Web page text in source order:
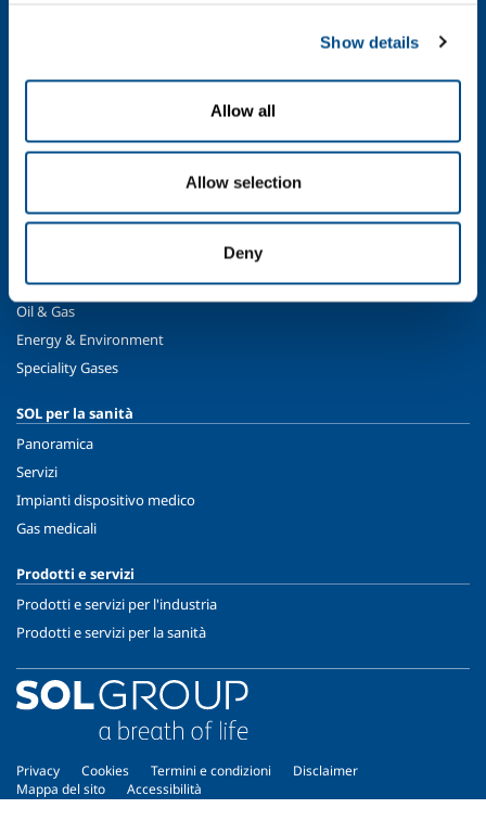
Show details
Allow all
Allow selection
Deny
Metal Production
Chemistry & Pharma
Oil & Gas
Energy & Environment
Speciality Gases
SOL per la sanità
Panoramica
Servizi
Impianti dispositivo medico
Gas medicali
Prodotti e servizi
Prodotti e servizi per l'industria
Prodotti e servizi per la sanità
Privacy Cookies Termini e condizioni
Disclaimer
Mappa del sito
Accessibilità